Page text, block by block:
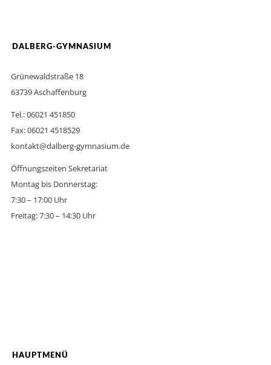
DALBERG-GYMNASIUM
Grünewaldstraße 18
63739 Aschaffenburg
Tel.: 06021 451850
Fax: 06021 4518529
kontakt@dalberg-gymnasium.de
Öffnungszeiten Sekretariat
Montag bis Donnerstag:
7:30 – 17:00 Uhr
Freitag: 7:30 – 14:30 Uhr
HAUPTMENÜ